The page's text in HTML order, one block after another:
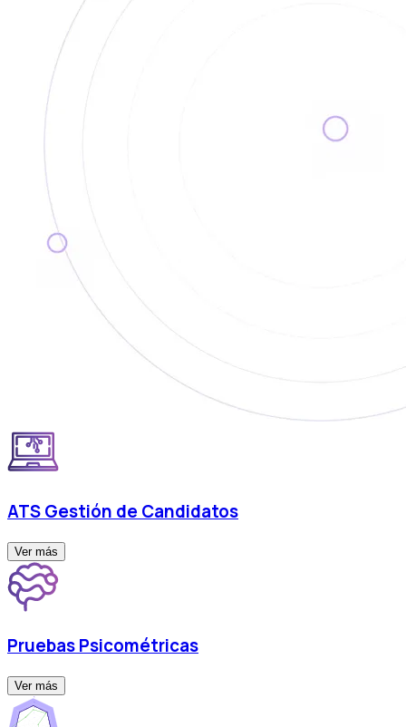
ATS Gestión de Candidatos
Ver más
Pruebas Psicométricas
Ver más